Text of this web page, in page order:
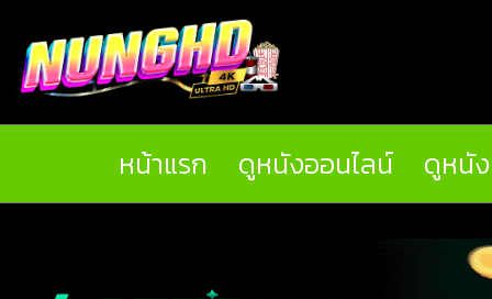
หน้าแรก ดูหนังออนไลน์ ดูหนั